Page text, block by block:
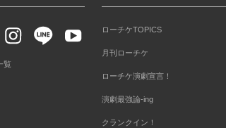
覧
ローチケTOPICS
月刊ローチケ
ローチケ演劇宣言！
演劇最強論-ing
クランクイン！